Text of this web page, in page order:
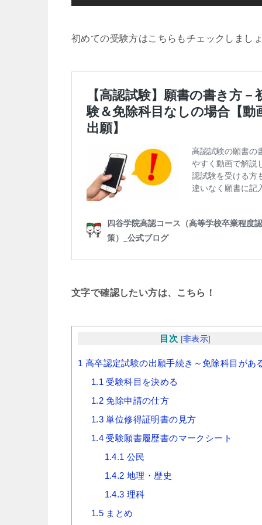
初めての受験方はこちらもチェックしまし
文字で確認したい方は、こちら！
目次 [非表示]
1 高卒認定試験の出願手続き～免除科目があ
1.1 受験科目を決める
1.2 免除申請の仕方
1.3 単位修得証明書の見方
1.4 受験願書履歴書のマークシート
1.4.1 公民
1.4.2 地理・歴史
1.4.3 理科
1.5 まとめ